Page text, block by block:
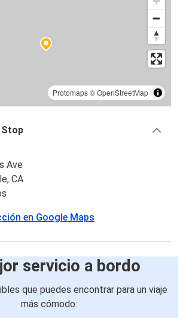
Protomaps©OpenStreetMap
Stop
Ave
CA
en Google Maps
servicio a bordo
que puedes encontrar para un viaje
más cómodo: